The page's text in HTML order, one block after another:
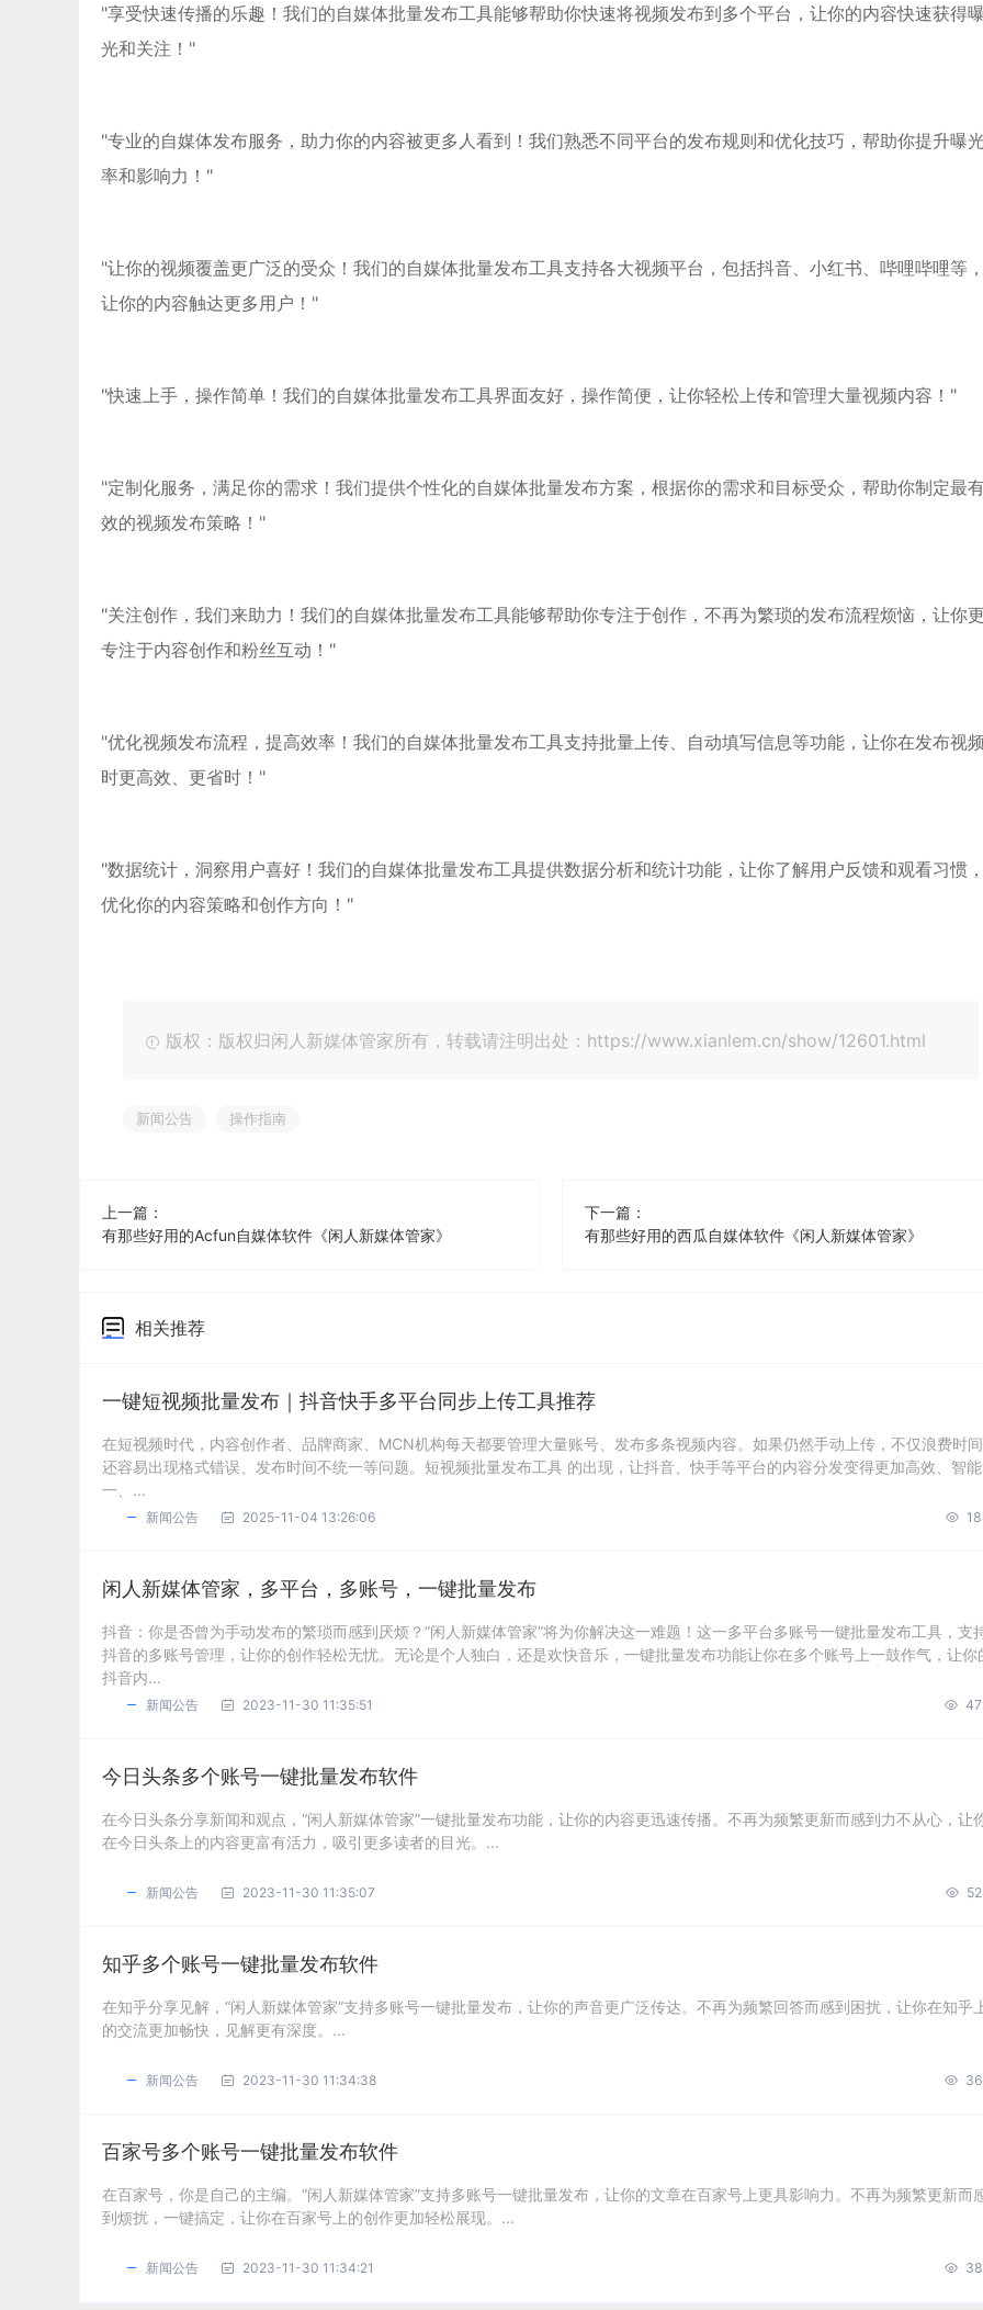
"享受快速传播的乐趣！我们的自媒体批量发布工具能够帮助你快速将视频发布到多个平台，让你的内容快速获得
光和关注！"
"专业的自媒体发布服务，助力你的内容被更多人看到！我们熟悉不同平台的发布规则和优化技巧，帮助你提升曝
率和影响力！"
"让你的视频覆盖更广泛的受众！我们的自媒体批量发布工具支持各大视频平台，包括抖音、小红书、哔哩哔哩等
让你的内容触达更多用户！"
"快速上手，操作简单！我们的自媒体批量发布工具界面友好，操作简便，让你轻松上传和管理大量视频内容！"
"定制化服务，满足你的需求！我们提供个性化的自媒体批量发布方案，根据你的需求和目标受众，帮助你制定最
效的视频发布策略！"
"关注创作，我们来助力！我们的自媒体批量发布工具能够帮助你专注于创作，不再为繁琐的发布流程烦恼，让你
专注于内容创作和粉丝互动！"
"优化视频发布流程，提高效率！我们的自媒体批量发布工具支持批量上传、自动填写信息等功能，让你在发布视
时更高效、更省时！"
"数据统计，洞察用户喜好！我们的自媒体批量发布工具提供数据分析和统计功能，让你了解用户反馈和观看习惯
优化你的内容策略和创作方向！"
版权：版权归闲人新媒体管家所有，转载请注明出处：https://www.xianlem.cn/show/12601.html
新闻公告 操作指南
上一篇：
有那些好用的Acfun自媒体软件《闲人新媒体管家》
下一篇：
有那些好用的西瓜自媒体软件《闲人新媒体管家》
相关推荐
一键短视频批量发布｜抖音快手多平台同步上传工具推荐
在短视频时代，内容创作者、品牌商家、MCN机构每天都要管理大量账号、发布多条视频内容。如果仍然手动上传，不仅浪费时
还容易出现格式错误、发布时间不统一等问题。短视频批量发布工具 的出现，让抖音、快手等平台的内容分发变得更加高效、智
一、...
新闻公告 2025-11-04 13:26:06
闲人新媒体管家，多平台，多账号，一键批量发布
抖音：你是否曾为手动发布的繁琐而感到厌烦？“闲人新媒体管家”将为你解决这一难题！这一多平台多账号一键批量发布工具，支
抖音的多账号管理，让你的创作轻松无忧。无论是个人独白，还是欢快音乐，一键批量发布功能让你在多个账号上一鼓作气，让你
抖音内...
新闻公告 2023-11-30 11:35:51
今日头条多个账号一键批量发布软件
在今日头条分享新闻和观点，“闲人新媒体管家”一键批量发布功能，让你的内容更迅速传播。不再为频繁更新而感到力不从心，让
在今日头条上的内容更富有活力，吸引更多读者的目光。...
新闻公告 2023-11-30 11:35:07
知乎多个账号一键批量发布软件
在知乎分享见解，“闲人新媒体管家”支持多账号一键批量发布，让你的声音更广泛传达。不再为频繁回答而感到困扰，让你在知乎
的交流更加畅快，见解更有深度。...
新闻公告 2023-11-30 11:34:38
百家号多个账号一键批量发布软件
在百家号，你是自己的主编。“闲人新媒体管家”支持多账号一键批量发布，让你的文章在百家号上更具影响力。不再为频繁更新而
到烦扰，一键搞定，让你在百家号上的创作更加轻松展现。...
新闻公告 2023-11-30 11:34:21